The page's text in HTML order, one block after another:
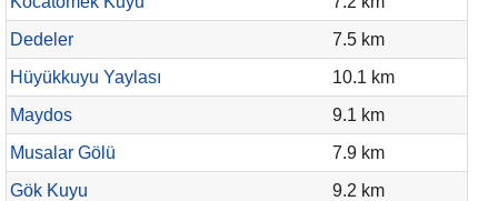
Dedeler
7.5 km
Hüyükkuyu Yaylası
10.1 km
Maydos
9.1 km
Musalar Gölü
7.9 km
Gök Kuyu
9.2 km